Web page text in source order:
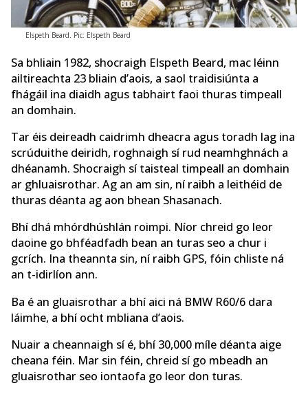
Elspeth Beard. Pic: Elspeth Beard
Sa bhliain 1982, shocraigh Elspeth Beard, mac léinn
ailtireachta 23 bliain d’aois, a saol traidisiúnta a
fhágáil ina diaidh agus tabhairt faoi thuras timpeall
an domhain.
Tar éis deireadh caidrimh dheacra agus toradh lag ina
scrúduithe deiridh, roghnaigh sí rud neamhghnách a
dhéanamh. Shocraigh sí taisteal timpeall an domhain
ar ghluaisrothar. Ag an am sin, ní raibh a leithéid de
thuras déanta ag aon bhean Shasanach.
Bhí dhá mhórdhúshlán roimpi. Níor chreid go leor
daoine go bhféadfadh bean an turas seo a chur i
gcrích. Ina theannta sin, ní raibh GPS, fóin chliste ná
an t-idirlíon ann.
Ba é an gluaisrothar a bhí aici ná BMW R60/6 dara
láimhe, a bhí ocht mbliana d’aois.
Nuair a cheannaigh sí é, bhí 30,000 míle déanta aige
cheana féin. Mar sin féin, chreid sí go mbeadh an
gluaisrothar seo iontaofa go leor don turas.